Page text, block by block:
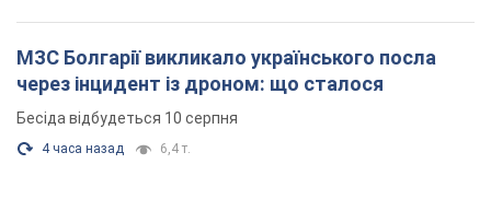
МЗС Болгарії викликало українського посла
через інцидент із дроном: що сталося
Бесіда відбудеться 10 серпня
4 часа назад 6,4 т.